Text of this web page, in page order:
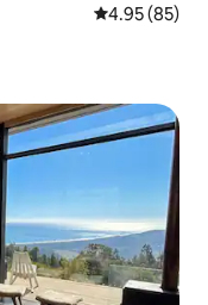
Calificación
4.95 (85)